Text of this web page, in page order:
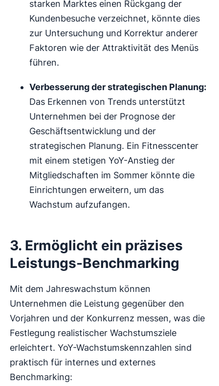
starken Marktes einen Rückgang der
Kundenbesuche verzeichnet, könnte dies
zur Untersuchung und Korrektur anderer
Faktoren wie der Attraktivität des Menüs
führen.
Verbesserung der strategischen Planung:
Das Erkennen von Trends unterstützt
Unternehmen bei der Prognose der
Geschäftsentwicklung und der
strategischen Planung. Ein Fitnesscenter
mit einem stetigen YoY-Anstieg der
Mitgliedschaften im Sommer könnte die
Einrichtungen erweitern, um das
Wachstum aufzufangen.
3. Ermöglicht ein präzises
Leistungs-Benchmarking
Mit dem Jahreswachstum können
Unternehmen die Leistung gegenüber den
Vorjahren und der Konkurrenz messen, was die
Festlegung realistischer Wachstumsziele
erleichtert. YoY-Wachstumskennzahlen sind
praktisch für internes und externes
Benchmarking: